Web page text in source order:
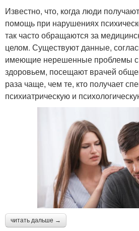
Известно, что, когда люди
помощь при нарушениях
так часто обращаются за
целом. Существуют данные,
имеющие нерешенные проблемы с
здоровьем, посещают врачей
раза чаще, чем те, кто получает
психиатрическую и
читать дальше →